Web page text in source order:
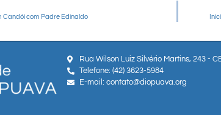
Candói com Padre Edinaldo
Rua Wilson Luiz Silvério Martins, 243 -
Telefone: (42) 3623-5984
E-mail: contato@diopuava.org